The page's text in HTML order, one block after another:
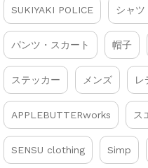
SUKIYAKI POLICE シャツ
パンツ・スカート 帽子
ステッカー メンズ レ
APPLEBUTTERworks ス
SENSU clothing Simp